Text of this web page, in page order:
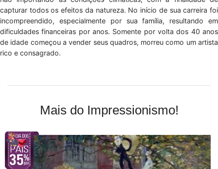
capturar todos os efeitos da natureza. No início de sua carreira foi
incompreendido, especialmente por sua família, resultando em
dificuldades financeiras por anos. Somente por volta dos 40 anos
de idade começou a vender seus quadros, morreu como um artista
rico e consagrado.
Mais do Impressionismo!